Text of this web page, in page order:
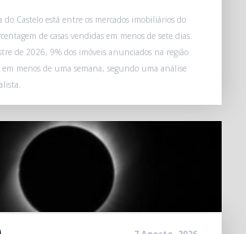
Castelo está entre os mercados imobiliários do
de casas vendidas em menos de sete dias.
de 2026, 9% dos imóveis anunciados na região
em menos de uma semana, segundo uma análise